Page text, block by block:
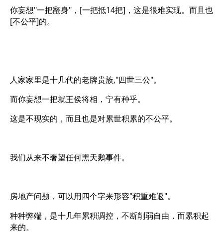
你妄想"一把翻身"，[一把抵14把]，这是很难实现。而且也
[不公平]的。
人家家里是十几代的老牌贵族,"四世三公"。
而你妄想一把就王侯将相，宁有种乎。
这是不现实的，而且也是对累世积累的不公平。
我们从来不奢望任何黑天鹅事件。
房地产问题，可以用四个字来形容"积重难返"。
种种弊端，是十几年累积调控，不断削弱自由，而累积起
来的。